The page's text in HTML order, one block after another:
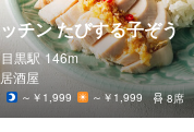
チン たびする子ぞう
黒駅 146m
酒屋
～￥1,999 ～￥1,999 8席